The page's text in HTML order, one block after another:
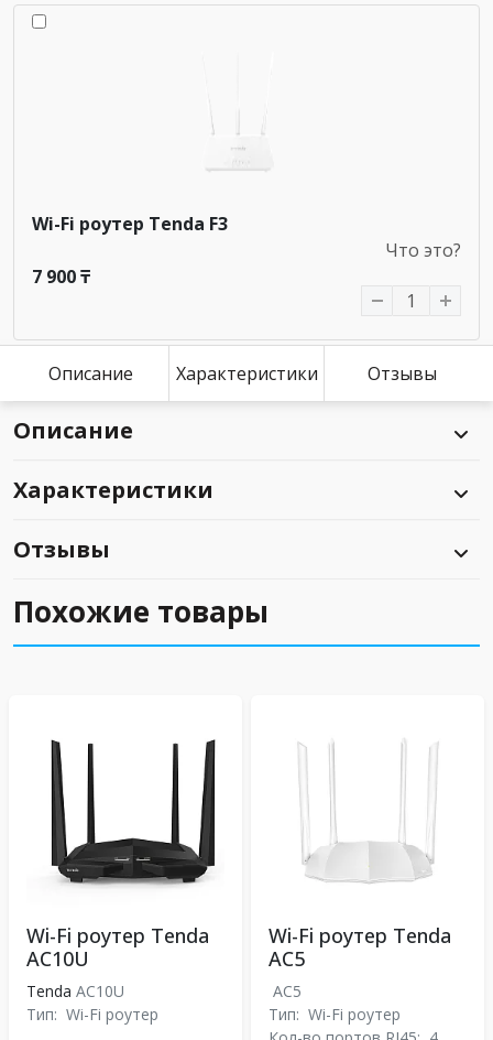
Wi-Fi роутер Tenda F3
Что это?
7 900 ₸
Описание Характеристики Отзывы
Описание
Характеристики
Отзывы
Похожие товары
Wi-Fi роутер Tenda
AC10U
Tenda AC10U
Тип: Wi-Fi роутер
Wi-Fi роутер Tenda
AC5
AC5
Тип: Wi-Fi роутер